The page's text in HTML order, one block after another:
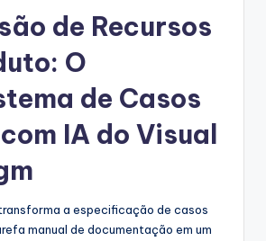
de Recursos
O
de Casos
IA do Visual
a especificação de casos
manual de documentação em um